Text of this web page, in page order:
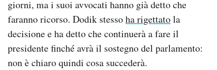
Hai bisogno di aiuto?
Esci
giorni, ma i suoi avvocati hanno già detto che
faranno ricorso. Dodik stessoha rigettatola
decisione e ha detto che continuerà a fare il
presidente finché avrà il sostegno del parlamento:
non è chiaro quindi cosa succederà.